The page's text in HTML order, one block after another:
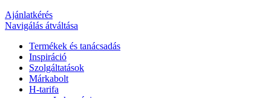
Ajánlatkérés
Navigálás átváltása
Termékek és tanácsadás
Inspiráció
Szolgáltatások
Márkabolt
H-tarifa